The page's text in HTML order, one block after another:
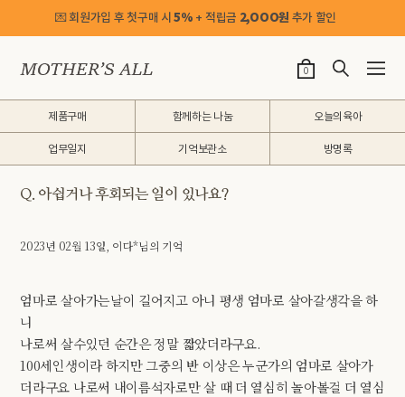
💌 회원가입 후 첫구매 시5% + 적립금 2,OOO원 추가 할인
0
제품구매 함께하는 나눔 오늘의육아
업무일지 기억보관소 방명록
Q. 아쉽거나 후회되는 일이 있나요?
2023년 02월 13일, 이다*님의 기억
엄마로 살아가는날이 길어지고 아니 평생 엄마로 살아갈생각을 하
니
나로써 살수있던 순간은 정말 짧았더라구요.
100세인생이라 하지만 그중의 반 이상은 누군가의 엄마로 살아가
더라구요 나로써 내이름석자로만 살 때 더 열심히 놀아볼걸 더 열심